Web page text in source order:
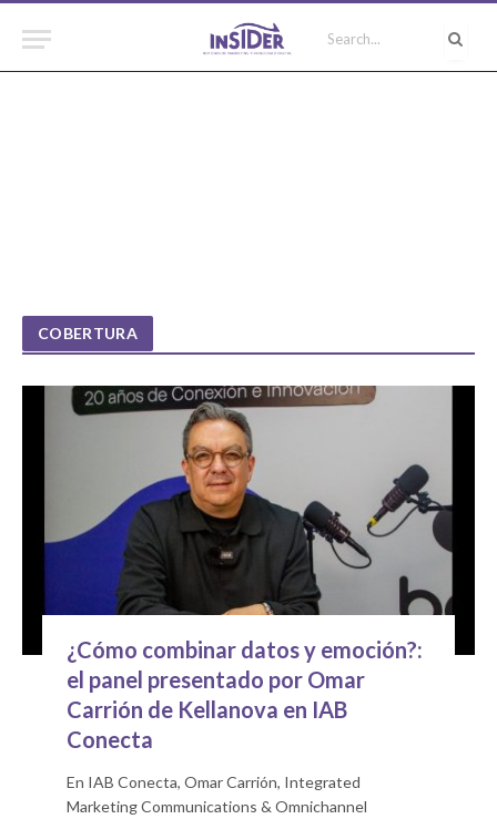
COBERTURA
¿Cómo combinar datos y emoción?:
el panel presentado por Omar
Carrión de Kellanova en IAB
Conecta
En IAB Conecta, Omar Carrión, Integrated
Marketing Communications & Omnichannel